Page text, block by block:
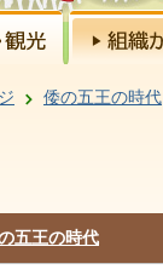
倭の五王の時代
五王の時代